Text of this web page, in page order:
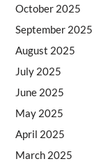
October 2025
September 2025
August 2025
July 2025
June 2025
May 2025
April 2025
March 2025